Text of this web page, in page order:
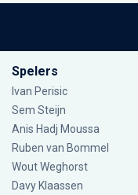
Spelers
Ivan Perisic
Sem Steijn
Anis Hadj Moussa
Ruben van Bommel
Wout Weghorst
Davy Klaassen